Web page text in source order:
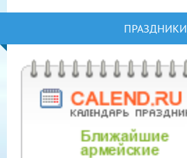
ПРАЗДНИКИ